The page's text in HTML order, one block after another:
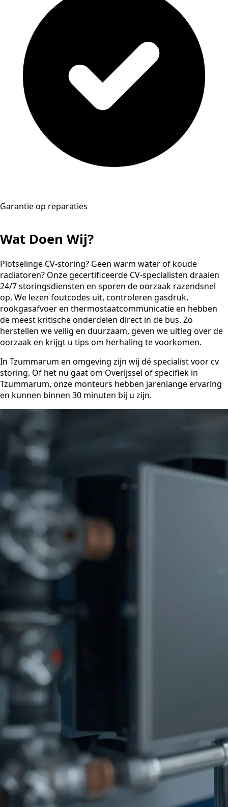
Garantie op reparaties
Wat Doen Wij?
Plotselinge CV-storing? Geen warm water of koude
radiatoren? Onze gecertificeerde CV-specialisten draaien
24/7 storingsdiensten en sporen de oorzaak razendsnel
op. We lezen foutcodes uit, controleren gasdruk,
rookgasafvoer en thermostaatcommunicatie en hebben
de meest kritische onderdelen direct in de bus. Zo
herstellen we veilig en duurzaam, geven we uitleg over de
oorzaak en krijgt u tips om herhaling te voorkomen.
In Tzummarum en omgeving zijn wij dé specialist voor cv
storing. Of het nu gaat om Overijssel of specifiek in
Tzummarum, onze monteurs hebben jarenlange ervaring
en kunnen binnen 30 minuten bij u zijn.